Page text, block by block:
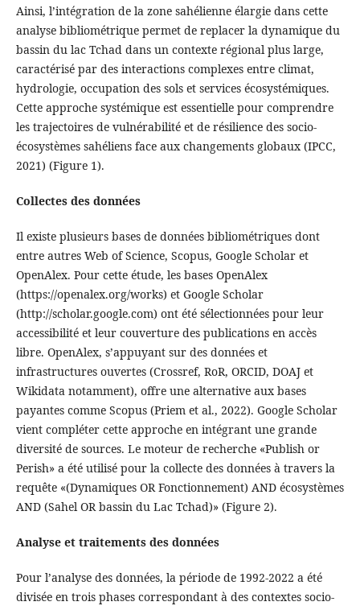
Ainsi, l’intégration de la zone sahélienne élargie dans cette
analyse bibliométrique permet de replacer la dynamique du
bassin du lac Tchad dans un contexte régional plus large,
caractérisé par des interactions complexes entre climat,
hydrologie, occupation des sols et services écosystémiques.
Cette approche systémique est essentielle pour comprendre
les trajectoires de vulnérabilité et de résilience des socio-
écosystèmes sahéliens face aux changements globaux (IPCC,
2021) (Figure 1).
Collectes des données
Il existe plusieurs bases de données bibliométriques dont
entre autres Web of Science, Scopus, Google Scholar et
OpenAlex. Pour cette étude, les bases OpenAlex
(https://openalex.org/works) et Google Scholar
(http://scholar.google.com) ont été sélectionnées pour leur
accessibilité et leur couverture des publications en accès
libre. OpenAlex, s’appuyant sur des données et
infrastructures ouvertes (Crossref, RoR, ORCID, DOAJ et
Wikidata notamment), offre une alternative aux bases
payantes comme Scopus (Priem et al., 2022). Google Scholar
vient compléter cette approche en intégrant une grande
diversité de sources. Le moteur de recherche «Publish or
Perish» a été utilisé pour la collecte des données à travers la
requête «(Dynamiques OR Fonctionnement) AND écosystèmes
AND (Sahel OR bassin du Lac Tchad)» (Figure 2).
Analyse et traitements des données
Pour l’analyse des données, la période de 1992-2022 a été
divisée en trois phases correspondant à des contextes socio-